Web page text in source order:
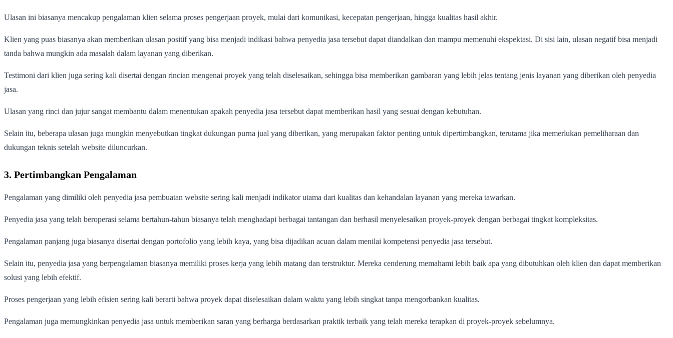
Ulasan ini biasanya mencakup pengalaman klien selama proses pengerjaan proyek, mulai dari komunikasi, kecepatan pengerjaan, hingga kualitas hasil akhir.
Klien yang puas biasanya akan memberikan ulasan positif yang bisa menjadi indikasi bahwa penyedia jasa tersebut dapat diandalkan dan mampu memenuhi ekspektasi. Di sisi lain, ulasan negatif bisa menjadi
tanda bahwa mungkin ada masalah dalam layanan yang diberikan.
Testimoni dari klien juga sering kali disertai dengan rincian mengenai proyek yang telah diselesaikan, sehingga bisa memberikan gambaran yang lebih jelas tentang jenis layanan yang diberikan oleh penyedia
jasa.
Ulasan yang rinci dan jujur sangat membantu dalam menentukan apakah penyedia jasa tersebut dapat memberikan hasil yang sesuai dengan kebutuhan.
Selain itu, beberapa ulasan juga mungkin menyebutkan tingkat dukungan purna jual yang diberikan, yang merupakan faktor penting untuk dipertimbangkan, terutama jika memerlukan pemeliharaan dan
dukungan teknis setelah website diluncurkan.
3. Pertimbangkan Pengalaman
Pengalaman yang dimiliki oleh penyedia jasa pembuatan website sering kali menjadi indikator utama dari kualitas dan kehandalan layanan yang mereka tawarkan.
Penyedia jasa yang telah beroperasi selama bertahun-tahun biasanya telah menghadapi berbagai tantangan dan berhasil menyelesaikan proyek-proyek dengan berbagai tingkat kompleksitas.
Pengalaman panjang juga biasanya disertai dengan portofolio yang lebih kaya, yang bisa dijadikan acuan dalam menilai kompetensi penyedia jasa tersebut.
Selain itu, penyedia jasa yang berpengalaman biasanya memiliki proses kerja yang lebih matang dan terstruktur. Mereka cenderung memahami lebih baik apa yang dibutuhkan oleh klien dan dapat memberikan
solusi yang lebih efektif.
Proses pengerjaan yang lebih efisien sering kali berarti bahwa proyek dapat diselesaikan dalam waktu yang lebih singkat tanpa mengorbankan kualitas.
Pengalaman juga memungkinkan penyedia jasa untuk memberikan saran yang berharga berdasarkan praktik terbaik yang telah mereka terapkan di proyek-proyek sebelumnya.